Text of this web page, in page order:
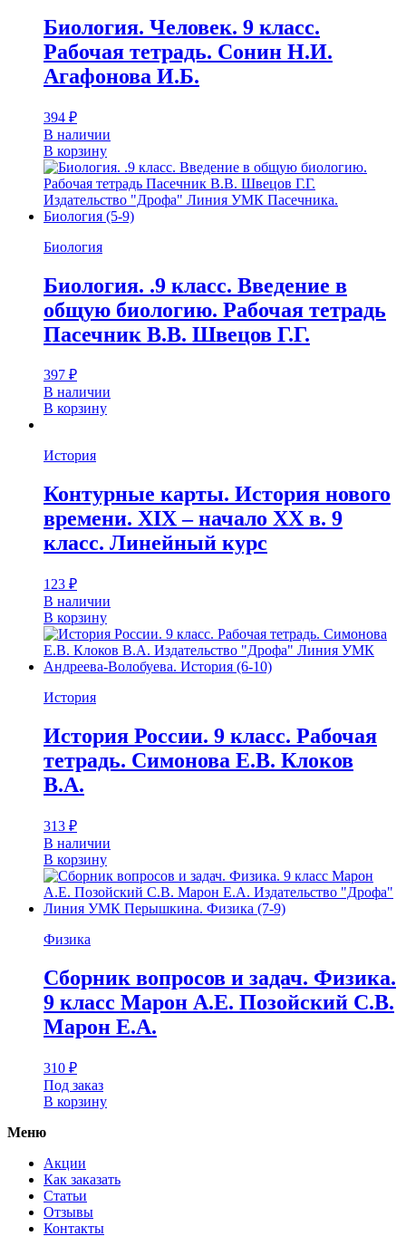
Биология. Человек. 9 класс.
Рабочая тетрадь. Сонин Н.И.
Агафонова И.Б.
394 ₽
В наличии
В корзину
Биология
Биология. .9 класс. Введение в
общую биологию. Рабочая тетрадь
Пасечник В.В. Швецов Г.Г.
397 ₽
В наличии
В корзину
История
Контурные карты. История нового
времени. XIX – начало XX в. 9
класс. Линейный курс
123 ₽
В наличии
В корзину
История
История России. 9 класс. Рабочая
тетрадь. Симонова Е.В. Клоков
В.А.
313 ₽
В наличии
В корзину
Физика
Сборник вопросов и задач. Физика.
9 класс Марон А.Е. Позойский С.В.
Марон Е.А.
310 ₽
Под заказ
В корзину
Меню
Акции
Как заказать
Статьи
Отзывы
Контакты